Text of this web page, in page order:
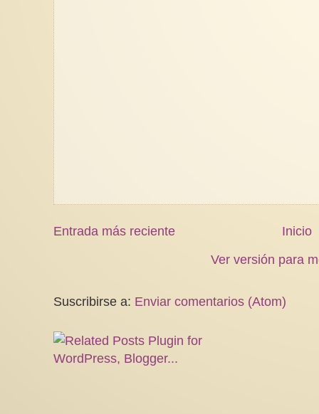
Entrada más reciente
Inicio
Ver versión para
Suscribirse a: Enviar comentarios (Atom)